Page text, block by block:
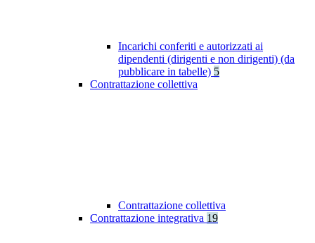
Incarichi conferiti e autorizzati ai
dipendenti (dirigenti e non dirigenti) (da
pubblicare in tabelle) 5
Contrattazione collettiva
Contrattazione collettiva
Contrattazione integrativa 19